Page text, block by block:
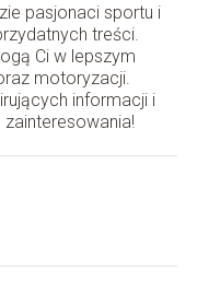
pasjonaci sportu i
treści.
Ci w lepszym
motoryzacji.
informacji i